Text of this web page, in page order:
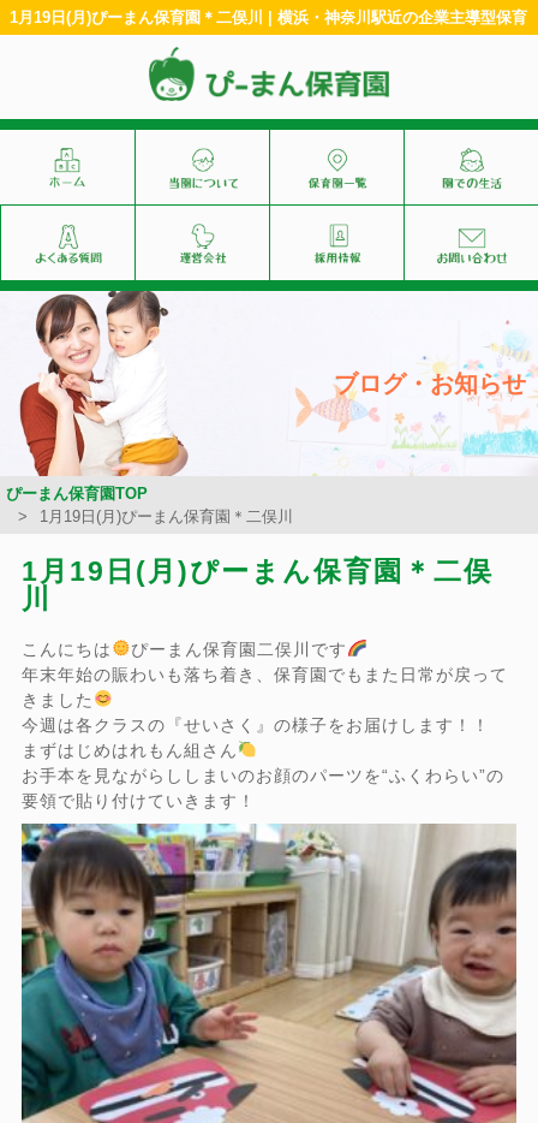
1月19日(月)ぴーまん保育園＊二俣川 | 横浜・神奈川駅近の企業主導型保育
ブログ・お知らせ
ぴーまん保育園TOP
1月19日(月)ぴーまん保育園＊二俣川
1月19日(月)ぴーまん保育園＊二俣
川
こんにちは
ぴーまん保育園二俣川です
年末年始の賑わいも落ち着き、保育園でもまた日常が戻って
きました
今週は各クラスの『せいさく』の様子をお届けします！！
まずはじめはれもん組さん
お手本を見ながらししまいのお顔のパーツを“ふくわらい”の
要領で貼り付けていきます！